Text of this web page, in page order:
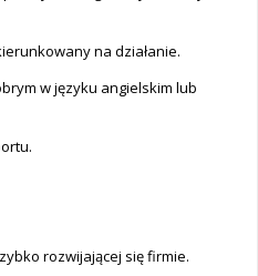
na działanie.
w języku angielskim lub
rozwijającej się firmie.